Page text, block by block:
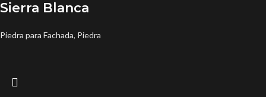
Sierra Blanca
Piedra para Fachada, Piedra